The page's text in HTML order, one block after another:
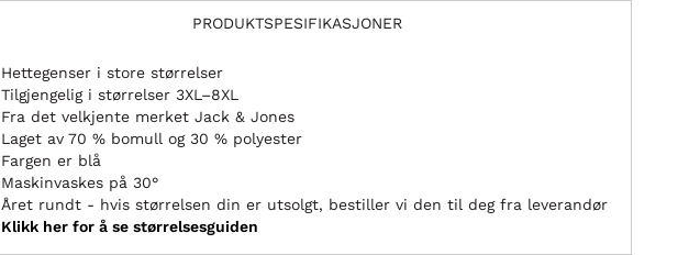
PRODUKTSPESIFIKASJONER
Hettegenser i store størrelser
Tilgjengelig i størrelser 3XL–8XL
Fra det velkjente merket Jack & Jones
Laget av 70 % bomull og 30 % polyester
Fargen er blå
Maskinvaskes på 30°
Året rundt - hvis størrelsen din er utsolgt, bestiller vi den til deg fra leverandør
Klikk her for å se størrelsesguiden